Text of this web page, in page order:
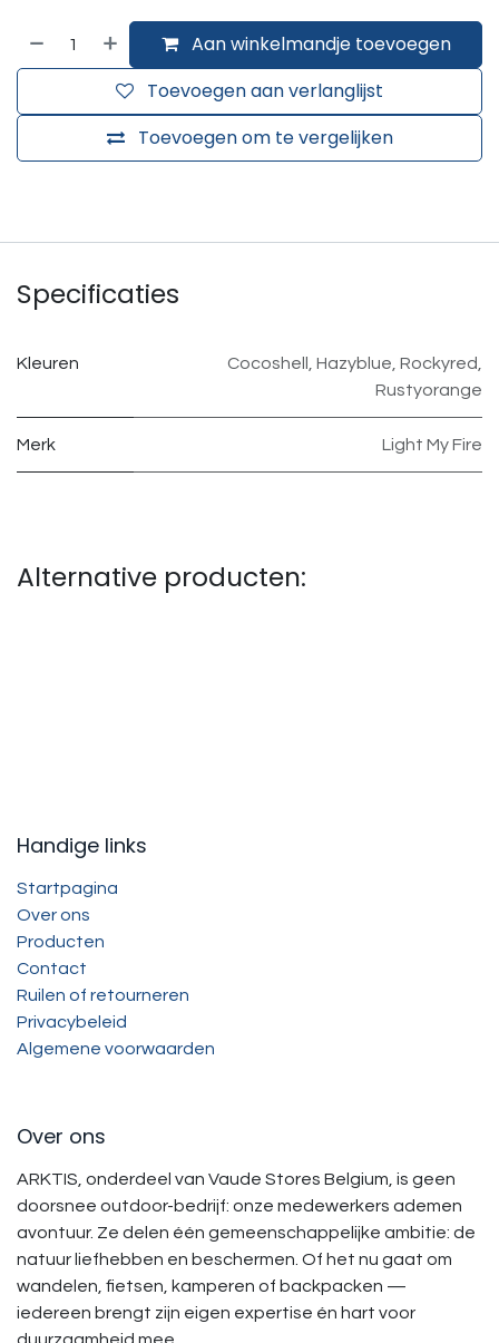
Aan winkelmandje toevoegen
Toevoegen om te vergelijken
Toevoegen aan verlanglijst
Specificaties
Kleuren Cocoshell Hazyblue Rockyred
Rustyorange
Merk Light My Fire
Alternative producten:
Handige links
Startpagina
Over ons
Producten
Contact
Ruilen of retourneren
Privacybeleid
Algemene voorwaarden
Over ons
ARKTIS, onderdeel van Vaude Stores Belgium, is geen
doorsnee outdoor-bedrijf: onze medewerkers ademen
avontuur. Ze delen één gemeenschappelijke ambitie: de
natuur liefhebben en beschermen. Of het nu gaat om
wandelen, fietsen, kamperen of backpacken —
iedereen brengt zijn eigen expertise én hart voor